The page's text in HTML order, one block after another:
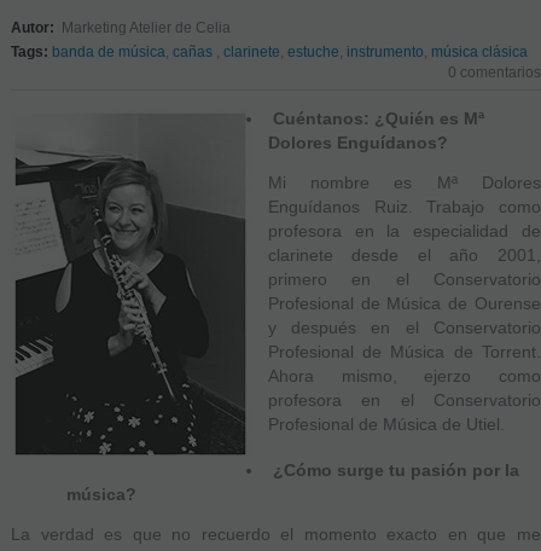
Autor: Marketing Atelier de Celia
Tags: banda de música cañas clarinete estuche instrumento música clásica
0 comentarios
Cuéntanos: ¿Quién es Mª
Dolores Enguídanos?
Mi nombre es Mª Dolores
Enguídanos Ruiz. Trabajo como
profesora en la especialidad de
clarinete desde el año 2001,
primero en el Conservatorio
Profesional de Música de Ourense
y después en el Conservatorio
Profesional de Música de Torrent.
Ahora mismo, ejerzo como
profesora en el Conservatorio
Profesional de Música de Utiel.
¿Cómo surge tu pasión por la
música?
La verdad es que no recuerdo el momento exacto en que me